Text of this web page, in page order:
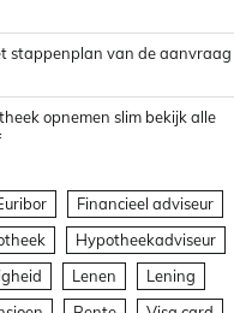
stappenplan van de aanvraag
opnemen slim bekijk alle
Financieel adviseur
Hypotheekadviseur
Lenen
Lening